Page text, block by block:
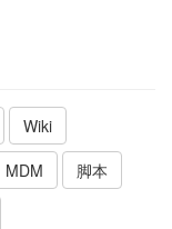
Wiki
MDM
脚本